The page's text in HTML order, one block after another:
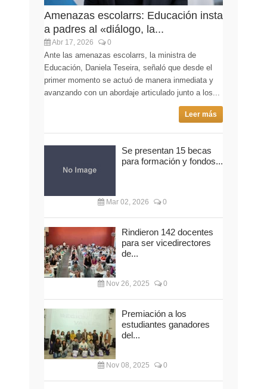
Amenazas escolarrs: Educación insta
a padres al «diálogo, la...
Abr 17, 2026 0
Ante las amenazas escolarrs, la ministra de
Educación, Daniela Teseira, señaló que desde el
primer momento se actuó de manera inmediata y
avanzando con un abordaje articulado junto a los...
Leer más
Se presentan 15 becas
para formación y fondos...
Mar 02, 2026 0
Rindieron 142 docentes
para ser vicedirectores
de...
Nov 26, 2025 0
Premiación a los
estudiantes ganadores
del...
Nov 08, 2025 0